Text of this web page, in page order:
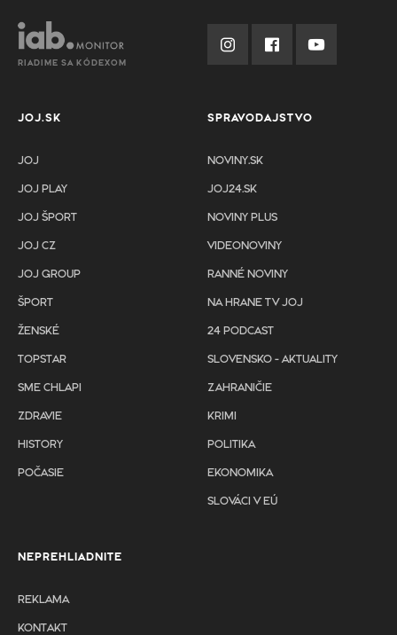
RIADIME SA KÓDEXOM
JOJ.SK
JOJ
JOJ PLAY
JOJ ŠPORT
JOJ CZ
JOJ GROUP
ŠPORT
ŽENSKÉ
TOPSTAR
SME CHLAPI
ZDRAVIE
HISTORY
POČASIE
SPRAVODAJSTVO
NOVINY.SK
JOJ24.SK
NOVINY PLUS
VIDEONOVINY
RANNÉ NOVINY
NA HRANE TV JOJ
24 PODCAST
SLOVENSKO - AKTUALITY
ZAHRANIČIE
KRIMI
POLITIKA
EKONOMIKA
SLOVÁCI V EÚ
NEPREHLIADNITE
REKLAMA
KONTAKT